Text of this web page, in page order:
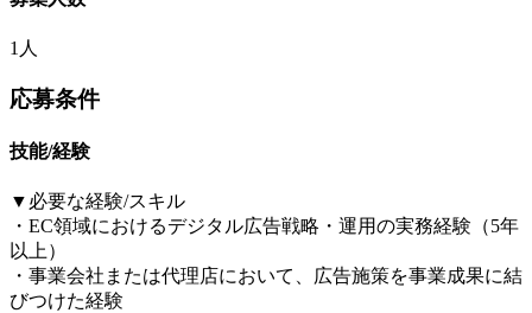
1人
応募条件
技能/経験
▼必要な経験/スキル
・EC領域におけるデジタル広告戦略・運用の実務経験（5年
以上）
・事業会社または代理店において、広告施策を事業成果に結
びつけた経験